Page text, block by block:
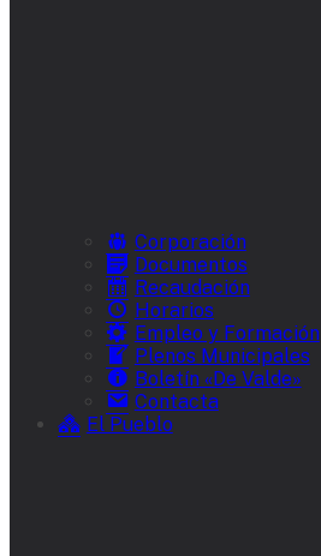
Corporación
Documentos
Recaudación
Horarios
Empleo y Formación
Plenos Municipales
Boletín «De Valde»
Contacta
El Pueblo